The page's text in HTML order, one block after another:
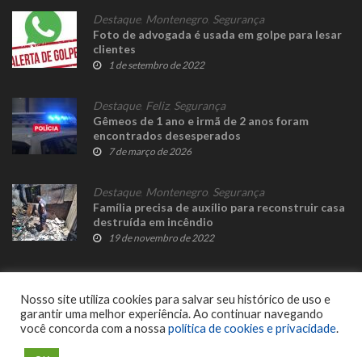
Destaque, Montenegro Segurança
Foto de advogada é usada em golpe para lesar
clientes
1 de setembro de 2022
Destaque, Feliz, Segurança
Gêmeos de 1 ano e irmã de 2 anos foram
encontrados desesperados
7 de março de 2026
Destaque, Montenegro Segurança
Família precisa de auxílio para reconstruir casa
destruída em incêndio
19 de novembro de 2022
Nosso site utiliza cookies para salvar seu histórico de uso e
garantir uma melhor experiência. Ao continuar navegando
você concorda com a nossa política de cookies e privacidade.